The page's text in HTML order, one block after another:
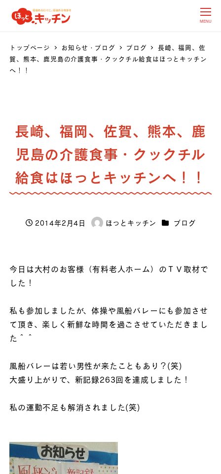
MENU
トップページ お知らせ・ブログ ブログ
長崎、福岡、佐
賀、熊本、鹿児島の介護食事・クックチル給食はほっとキッチン
へ！！
長崎、福岡、佐賀、熊本、鹿
児島の介護食事・クックチル
給食はほっとキッチンへ！！
投稿日
2014年2月4日
著
ほっとキッチン カテゴリー
ブログ
今日は大村のお客様（有料老人ホーム）のＴＶ取材で
した！
私も参加しましたが、体操や風船バレーにも参加させ
て頂き、楽しく新鮮な時間を過ごさせていただきまし
た＾＾
風船バレーは若い男性が来たこともあり？(笑)
大盛り上がりで、新記録263回を達成しました！
私の運動不足も解消されました(笑)